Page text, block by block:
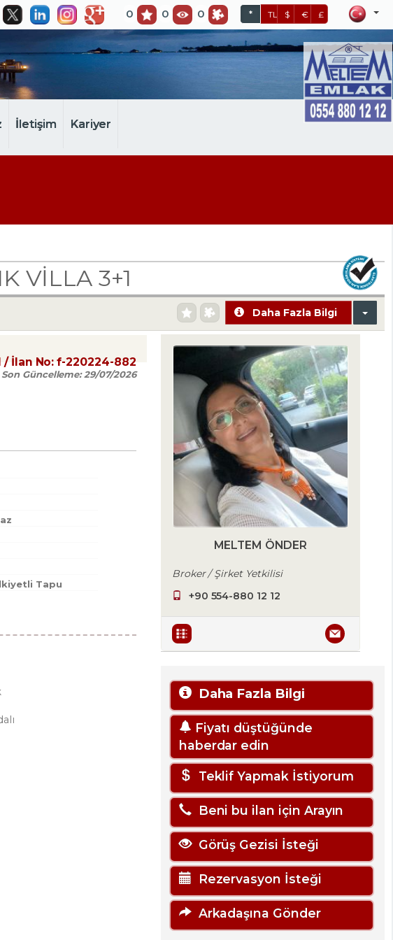
0 0 0 * TL $ € £
İletişim Kariyer
VİLLA 3+1
Daha Fazla Bilgi
/ İlan No:f-220224-882
Son Güncelleme:29/07/2026
Tapu
MELTEM ÖNDER
Broker / Şirket Yetkilisi
+90 554-880 12 12
Daha Fazla Bilgi
Fiyatı düştüğünde
haberdar edin
Teklif Yapmak İstiyorum
Beni bu ilan için Arayın
Görüş Gezisi İsteği
Rezervasyon İsteği
Arkadaşına Gönder